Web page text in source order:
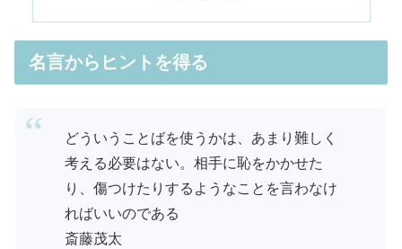
名言からヒントを得る
どういうことばを使うかは、あまり難しく
考える必要はない。相手に恥をかかせた
り、傷つけたりするようなことを言わなけ
ればいいのである
斎藤茂太